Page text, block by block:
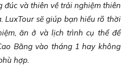
đúc và thiên về trải nghiệm thiên
LuxTour sẽ giúp bạn hiểu rõ thời
ăn ở và lịch trình cụ thể để
Bằng vào tháng 1 hay không
hợp.